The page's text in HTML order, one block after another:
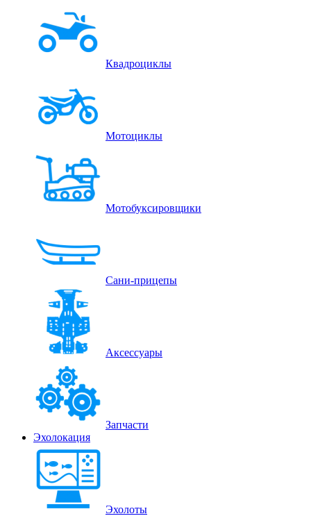
Квадроциклы
Мотоциклы
Мотобуксировщики
Сани-прицепы
Аксессуары
Запчасти
Эхолокация
Эхолоты